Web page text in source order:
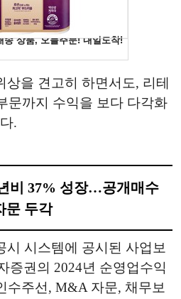
을 견고히 하면서도, 리테
문까지 수익을 보다 다각화
.
비 37% 성장…공개매수
문 두각
시 시스템에 공시된 사업보
증권의 2024년 순영업수익
수주선, M&A 자문, 채무보